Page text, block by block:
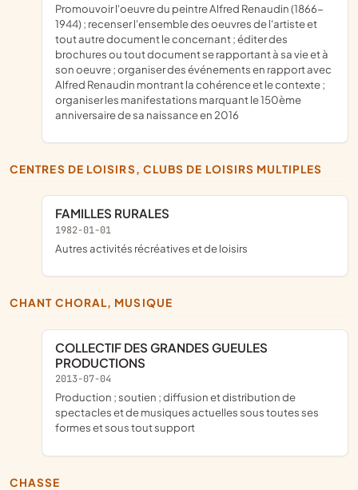
promouvoir l'oeuvre du peintre Alfred Renaudin (1866-
1944) ; recenser l'ensemble des oeuvres de l'artiste et
tout autre document le concernant ; éditer des
brochures ou tout document se rapportant à sa vie et à
son oeuvre ; organiser des événements en rapport avec
Alfred Renaudin montrant la cohérence et le contexte ;
organiser les manifestations marquant le 150ème
anniversaire de sa naissance en 2016
CENTRES DE LOISIRS, CLUBS DE LOISIRS MULTIPLES
FAMILLES RURALES
1982-01-01
Autres activités récréatives et de loisirs
CHANT CHORAL, MUSIQUE
COLLECTIF DES GRANDES GUEULES
PRODUCTIONS
2013-07-04
production ; soutien ; diffusion et distribution de
spectacles et de musiques actuelles sous toutes ses
formes et sous tout support
CHASSE